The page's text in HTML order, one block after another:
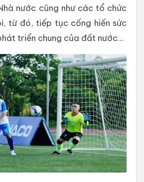
nước cũng như các tổ chức
từ đó, tiếp tục cống hiến sức
triển chung của đất nước…